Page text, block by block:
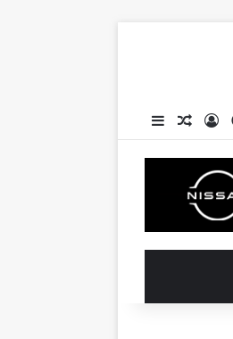
فيسبوكتسجيل الدخول
مقال عشوائي
إضافة عمود جانبي